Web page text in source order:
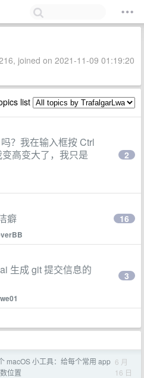
joined on 2021-11-09 01:19:20
list
？我在输入框按 Ctrl
高变大了，我只是
2
癖 16
生成 git 提交信息的
3
macOS 小工具：给每个常用 app
位置
6 月
16 日